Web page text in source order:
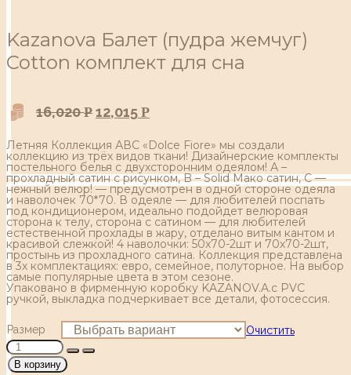
Kazanova Балет (пудра жемчуг)
Cotton комплект для сна
16,020Р 12,015 Р
Летняя Коллекция АВС «Dolce Fiore» мы создали
коллекцию из трёх видов ткани! Дизайнерские комплекты
постельного белья с двухсторонним одеялом! А –
прохладный сатин с рисунком, B – Solid Мако сатин, С —
нежный велюр! — предусмотрен в одной стороне одеяла
и наволочек 70*70. В одеяле — для любителей поспать
под кондиционером, идеально подойдет велюровая
сторона к телу, сторона с сатином — для любителей
естественной прохлады в жару, отделано витым кантом и
красивой слежкой! 4 наволочки: 50х70-2шт и 70х70-2шт,
простынь из прохладного сатина. Коллекция представлена
в 3х комплектациях: евро, семейное, полуторное. На выбор
самые популярные цвета в этом сезоне.
Упаковано в фирменную коробку KAZANOV.A.с PVC
ручкой, выкладка подчеркивает все детали, фотосессия.
Размер Очистить
В корзину